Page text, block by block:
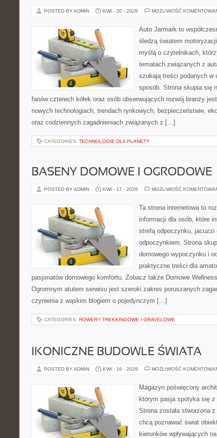
POSTED BY ADMIN KWI - 20 - 2026 MOŻLIWOŚĆ
Auto Jarmark to
śledzą światem
myślą o czytelnikach,
tematach związanych z
szukają treści podanych w
sposób. Strona skupia się
fanów czterech kółek oraz osób obserwujących rozwój branży
nowych technologiach, trendach rynkowych, bezpieczeństwie,
oraz codziennych zagadnieniach związanych z […]
CATEGORIES: TECHNOLOGIE DLA PLANETY
BASENY DOMOWE I OGRODOWE
POSTED BY ADMIN KWI - 17 - 2026 MOŻLIWOŚĆ
Ta strona internetowa to
informacji dla osób, które
strefą odpoczynku, jacuzzi
odpoczynkiem. Strona
domowego wypoczynku i
praktyczne treści dla
pasjonatów domowego komfortu. Zobacz także Domowe
Ogromnym atutem serwisu jest szeroki zakres poruszanych
czynienia z wąskim blogiem o pojedynczym […]
CATEGORIES: ROWERY TREKKINGOWE I GRAVELOWE
IKONICZNE BUDOWLE ŚWIATA
POSTED BY ADMIN KWI - 16 - 2026 MOŻLIWOŚĆ
Magazyn poświęcony
którym pasja spotyka się
Strona została stworzona
chcą poznawać świat
kierunków wpływających